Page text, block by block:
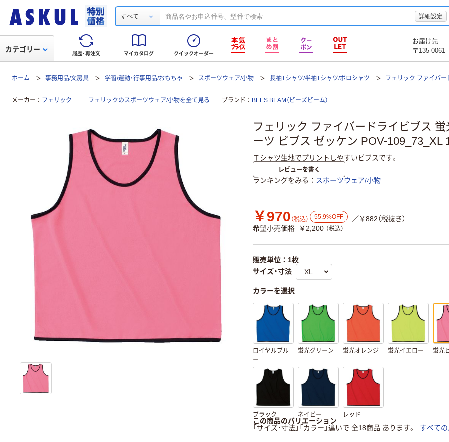
すべて 詳細設定
履歴・再注文 マイカタログ クイックオーダー
お届け先
〒135-0061
カテゴリー
ホーム 事務用品/文房具 学習/運動・行事用品/おもちゃ スポーツウェア/小物 長袖Tシャツ/半袖Tシャツ/ポロシャツ フェリック ファイバ
メーカー フェリック フェリックのスポーツウェア/小物を全て見る ブランド BEES BEAM（ビーズビーム）
フェリック ファイバードライビブス
ーツ ビブス ゼッケン POV-109_73_XL 1
Ｔシャツ生地でプリントしやすいビブスです。
レビューを書く
ランキングをみる スポーツウェア/小物
￥970 （税込） 55.9%OFF
／￥882（税抜き）
希望小売価格 ￥2,200 （税込）
販売単位：1枚
サイズ・寸法
カラーを選択
ロイヤルブル
ー
蛍光グリーン 蛍光オレンジ 蛍光イエロー 蛍光
ブラック ネイビー レッド
この商品のバリエーション
「サイズ・寸法」「カラー」違いで 全18商品 あります。
すべて